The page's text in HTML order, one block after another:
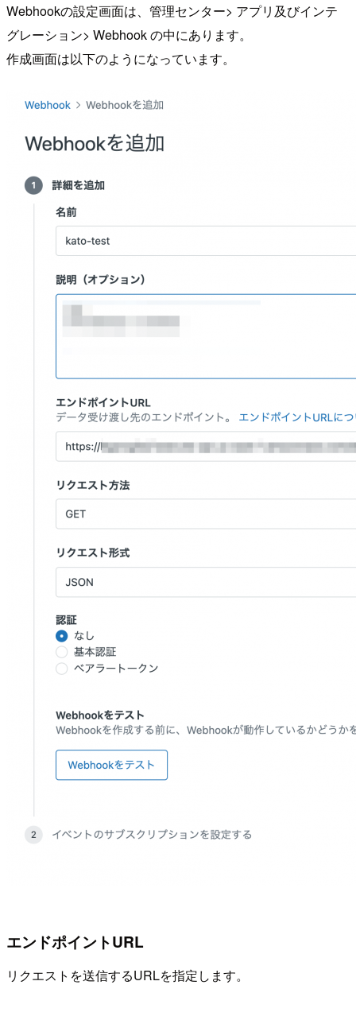
Webhookの設定画面は、管理センター> アプリ及びインテ
グレーション> Webhook の中にあります。
作成画面は以下のようになっています。
エンドポイントURL
リクエストを送信するURLを指定します。